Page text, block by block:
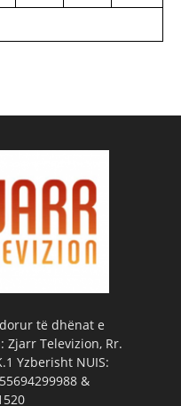
të dhënat e
Zjarr Televizion, Rr.
Yzberisht NUIS:
&